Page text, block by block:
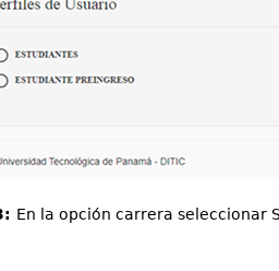
En la opción carrera seleccionar